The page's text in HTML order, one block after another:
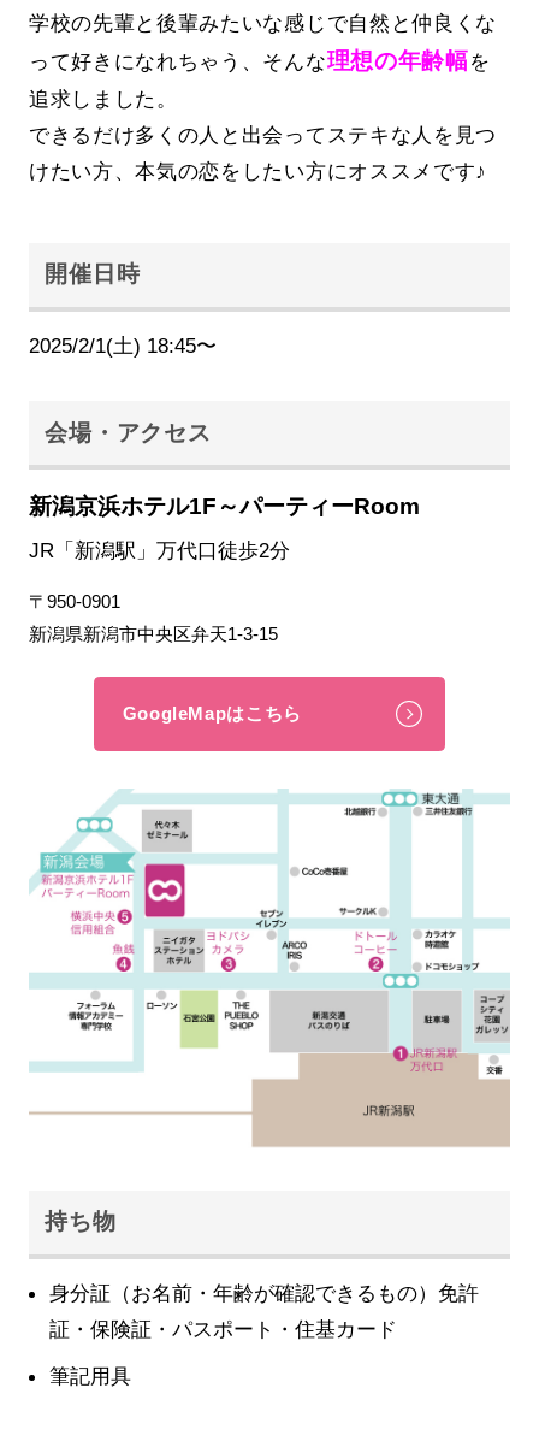
学校の先輩と後輩みたいな感じで自然と仲良くな
って好きになれちゃう、そんな理想の年齢幅を
追求しました。
できるだけ多くの人と出会ってステキな人を見つ
けたい方、本気の恋をしたい方にオススメです♪
開催日時
2025/2/1(土) 18:45〜
会場・アクセス
新潟京浜ホテル1F～パーティーRoom
JR「新潟駅」万代口徒歩2分
〒950-0901
新潟県新潟市中央区弁天1-3-15
GoogleMapはこちら
持ち物
身分証（お名前・年齢が確認できるもの）免許
証・保険証・パスポート・住基カード
筆記用具